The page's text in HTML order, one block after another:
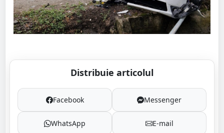
Distribuie articolul
Facebook Messenger
WhatsApp E-mail